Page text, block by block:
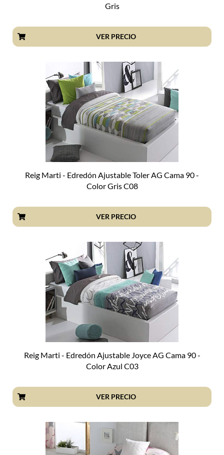
Gris
VER PRECIO
Reig Marti - Edredón Ajustable Toler AG Cama 90 -
Color Gris C08
VER PRECIO
Reig Marti - Edredón Ajustable Joyce AG Cama 90 -
Color Azul C03
VER PRECIO